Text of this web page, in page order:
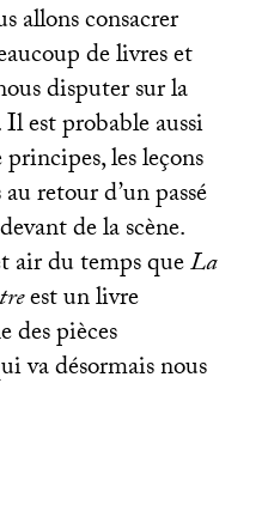
allons consacrer
de livres et
disputer sur la
est probable aussi
les leçons
retour d’un passé
de la scène.
air du temps queLa
est un livre
des pièces
va désormais nous